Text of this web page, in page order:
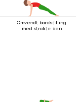
Omvendt bordstilling
med strakte ben